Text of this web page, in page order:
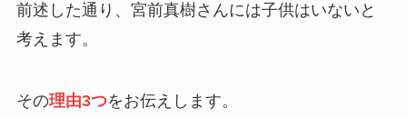
前述した通り、宮前真樹さんには子供はいないと
考えます。
その理由3つをお伝えします。